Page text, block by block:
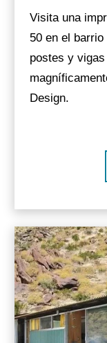
Visita una
50 en el
postes y
Design.